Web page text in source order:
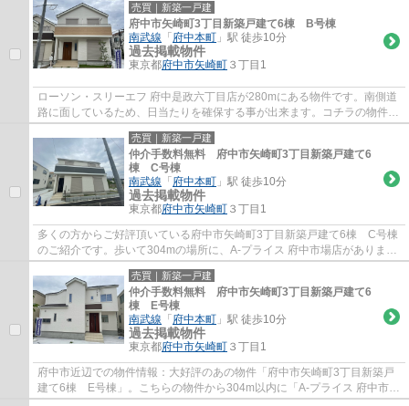
売買｜新築一戸建
府中市矢崎町3丁目新築戸建て6棟 B号棟
南武線 「 府中本町 」駅 徒歩10分
過去掲載物件
東京都府中市矢崎町 ３丁目1
ローソン・スリーエフ 府中是政六丁目店が280mにある物件です。南側道
路に面しているため、日当たりを確保する事が出来ます。コチラの物件は
令和3年6月築で、耐震面でも安心な物件とな...
売買｜新築一戸建
仲介手数料無料 府中市矢崎町3丁目新築戸建て6
棟 C号棟
南武線 「 府中本町 」駅 徒歩10分
過去掲載物件
東京都府中市矢崎町 ３丁目1
多くの方からご好評頂いている府中市矢崎町3丁目新築戸建て6棟 C号棟
のご紹介です。歩いて304mの場所に、A-プライス 府中市場店がありま
す。新築の物件を検討中の方はぜひ一度こちら...
売買｜新築一戸建
仲介手数料無料 府中市矢崎町3丁目新築戸建て6
棟 E号棟
南武線 「 府中本町 」駅 徒歩10分
過去掲載物件
東京都府中市矢崎町 ３丁目1
府中市近辺での物件情報：大好評のあの物件「府中市矢崎町3丁目新築戸
建て6棟 E号棟」。こちらの物件から304m以内に「A-プライス 府中市場
店」があります。好評の新築物件なので、お...